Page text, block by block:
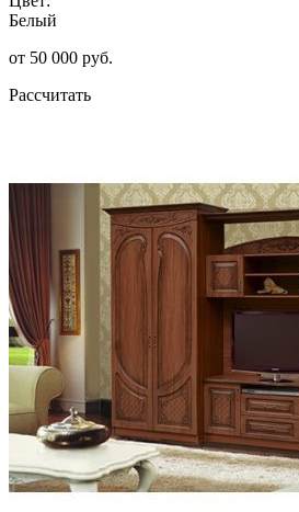
Белый
от 50 000 руб.
Рассчитать